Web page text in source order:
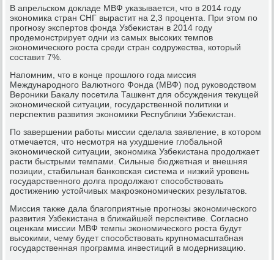
В апрельском докладе МВФ указывается, что в 2014 году
экономика стран СНГ вырастит на 2,3 процента. При этом по
прогнозу экспертов фонда Узбекистан в 2014 году
продемонстрирует одни из самых высоких темпов
экономического роста среди стран содружества, который
составит 7%.
Напомним, что в конце прошлого года миссия
Международного Валютного Фонда (МВФ) под руководством
Вероники Бакалу посетила Ташкент для обсуждения текущей
экономической ситуации, государственной политики и
перспектив развития экономики Республики Узбекистан.
По завершении работы миссии сделала заявление, в котором
отмечается, что несмотря на ухудшение глобальной
экономической ситуации, экономика Узбекистана продолжает
расти быстрыми темпами. Сильные бюджетная и внешняя
позиции, стабильная банковская система и низкий уровень
государственного долга продолжают способствовать
достижению устойчивых макроэкономических результатов.
Миссия также дала благоприятные прогнозы экономического
развития Узбекистана в ближайшей перспективе. Согласно
оценкам миссии МВФ темпы экономического роста будут
высокими, чему будет способствовать крупномасштабная
государственная программа инвестиций в модернизацию.